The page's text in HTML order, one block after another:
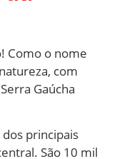
Como o nome
com
Gaúcha
principais
São 10 mil